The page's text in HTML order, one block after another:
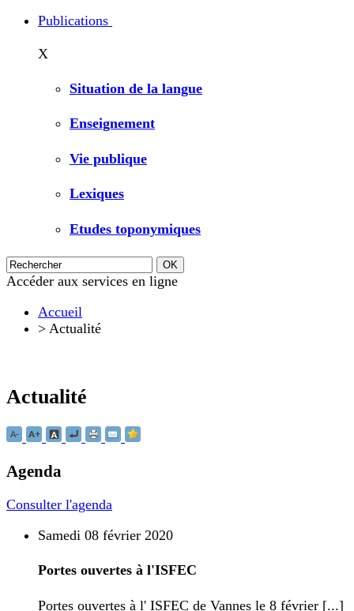
Publications
X
Situation de la langue
Enseignement
Vie publique
Lexiques
Etudes toponymiques
Accéder aux services en ligne
Accueil
> Actualité
Actualité
Agenda
Consulter l'agenda
Samedi 08 février 2020
Portes ouvertes à l'ISFEC
Portes ouvertes à l' ISFEC de Vannes le 8 février [...]